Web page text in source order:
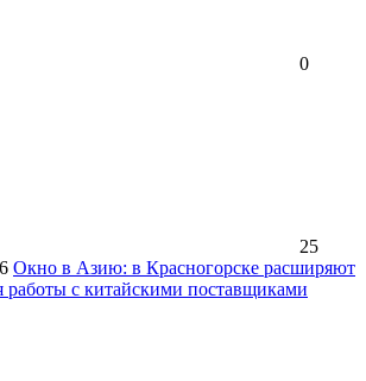
0
25
Окно в Азию: в Красногорске расширяют
работы с китайскими поставщиками